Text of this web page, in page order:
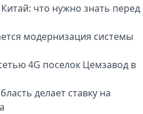
что нужно знать перед
модернизация системы
4G поселок Цемзавод в
делает ставку на